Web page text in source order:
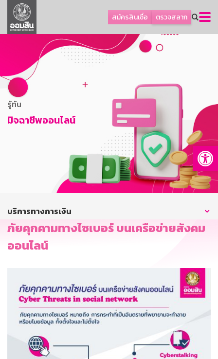
สมัครสินเชื่อ ตรวจสลาก
ลูกค้าธุรกิจ
ลูกค้าผู้ประกอบรายย่อย
โปรโมชัน
ออมเพื่อสุข
เกี่ยวกับธนาคาร
การพัฒนาที่ยั่งยืน
ข่าวสาร
บริการออนไลน์
รู้ทัน
มิจฉาชีพออนไลน์
บริการทางการเงิน
ภัยคุกคามทางไซเบอร์ บนเครือข่ายสังคม
ออนไลน์